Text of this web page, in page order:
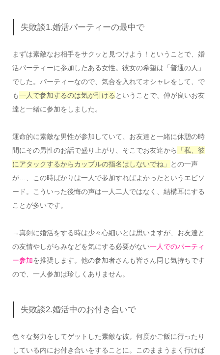
失敗談1.婚活パーティーの最中で
まずは素敵なお相手をサクッと見つけよう！ということで、婚
活パーティーに参加したある女性。彼女の希望は「普通の人」
でした。パーティーなので、気合を入れてオシャレをして、で
も一人で参加するのは気が引ける ということで、仲が良いお友
達と一緒に参加をしました。
運命的に素敵な男性が参加していて、お友達と一緒に休憩の時
間にその男性のお話で盛り上がり、そこでお友達から
「私、彼
にアタックするからカップルの指名はしないでね」
との一声
が…、この時ばかりは一人で参加すればよかったというエピソ
ード。こういった後悔の声は一人二人ではなく、結構耳にする
ことが多いです。
→真剣に婚活をする時は少々心細いとは思いますが、お友達と
の友情やしがらみなどを気にする必要がない一人でのパーティ
ー参加を推奨します。他の参加者さんも皆さん同じ気持ちです
ので、一人参加は珍しくありません。
失敗談2.婚活中のお付き合いで
色々な努力をしてゲットした素敵な彼。何度かご飯に行ったり
している内にお付き合いをすることに。このままうまく行けば